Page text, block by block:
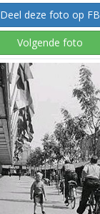
Deel deze foto op FB
Volgende foto